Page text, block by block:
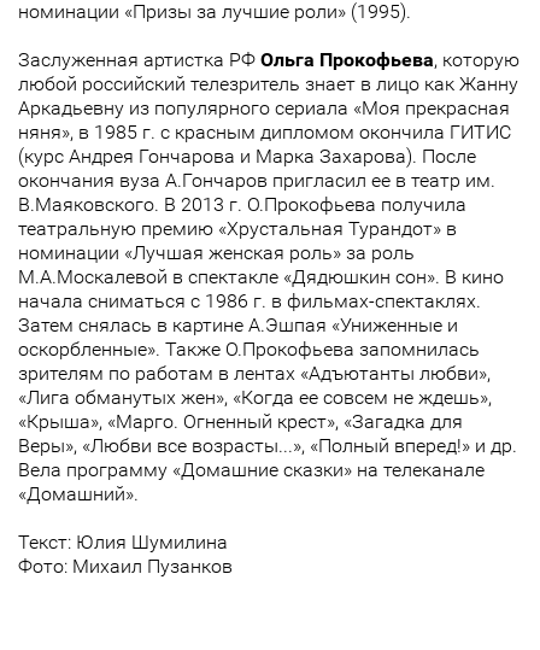
номинации «Призы за лучшие роли» (1995).
Заслуженная артистка РФ Ольга Прокофьева, которую
любой российский телезритель знает в лицо как Жанну
Аркадьевну из популярного сериала «Моя прекрасная
няня», в 1985 г. с красным дипломом окончила ГИТИС
(курс Андрея Гончарова и Марка Захарова). После
окончания вуза А.Гончаров пригласил ее в театр им.
В.Маяковского. В 2013 г. О.Прокофьева получила
театральную премию «Хрустальная Турандот» в
номинации «Лучшая женская роль» за роль
М.А.Москалевой в спектакле «Дядюшкин сон». В кино
начала сниматься с 1986 г. в фильмах-спектаклях.
Затем снялась в картине А.Эшпая «Униженные и
оскорбленные». Также О.Прокофьева запомнилась
зрителям по работам в лентах «Адъютанты любви»,
«Лига обманутых жен», «Когда ее совсем не ждешь»,
«Крыша», «Марго. Огненный крест», «Загадка для
Веры», «Любви все возрасты...», «Полный вперед!» и др.
Вела программу «Домашние сказки» на телеканале
«Домашний».
Текст: Юлия Шумилина
Фото: Михаил Пузанков